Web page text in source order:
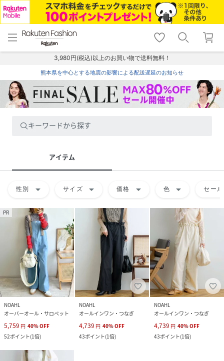
menu home
トップ
shopping_cart lock_outline
ログイン
3,980円(税込)以上のお買い物で送料無料！
熊本県を中心とする地震の影響による配送遅延のお知らせ
キーワードから探す
アイテム
性別 arrow_drop_down サイズ arrow_drop_down 価格 arrow_drop_down 色 arrow_drop_down セール
PR
NOAHL
オーバーオール・サロペット
5,759 円 40%OFF
52ポイント(1倍)
NOAHL
オールインワン・つなぎ
4,739 円 40%OFF
43ポイント(1倍)
NOAHL
オールインワン・つなぎ
4,739 円 40%OFF
43ポイント(1倍)